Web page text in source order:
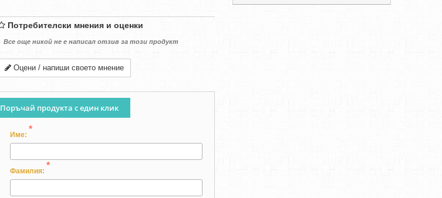
Потребителски мнения и оценки
Все още никой не е написал отзив за този продукт
Оцени / напиши своето мнение
Поръчай продукта с един клик
Име:
*
Фамилия:
*